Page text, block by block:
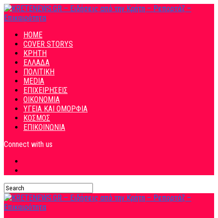
HOME
COVER STORYS
ΚΡΗΤΗ
ΕΛΛΑΔΑ
ΠΟΛΙΤΙΚΗ
MEDIA
ΕΠΙΧΕΙΡΗΣΕΙΣ
ΟΙΚΟΝΟΜΙΑ
ΥΓΕΙΑ ΚΑΙ ΟΜΟΡΦΙΑ
ΚΟΣΜΟΣ
ΕΠΙΚΟΙΝΩΝΙΑ
Connect with us